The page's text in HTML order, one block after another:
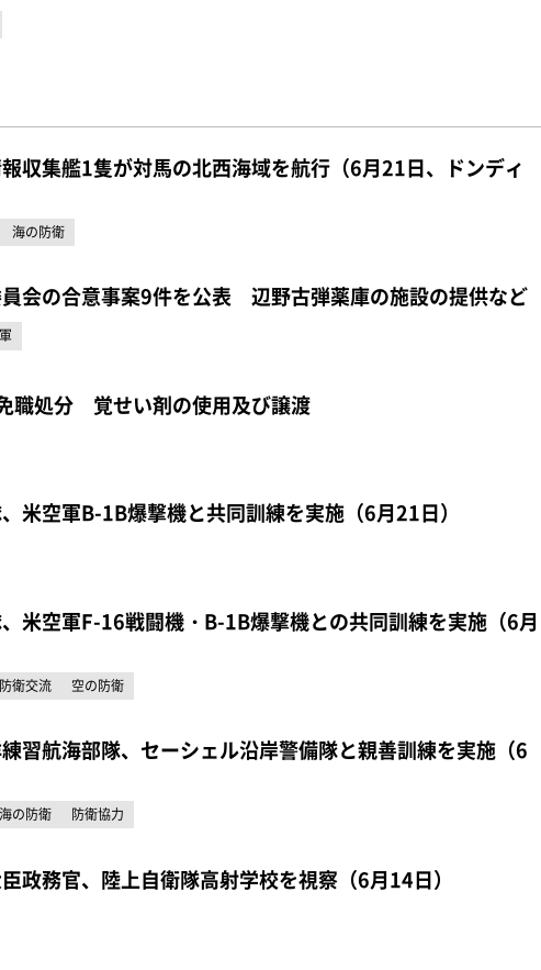
収集艦1隻が対馬の北西海域を航行（6月21日、ドンディ
海の防衛
会の合意事案9件を公表 辺野古弾薬庫の施設の提供など
職処分 覚せい剤の使用及び譲渡
米空軍B-1B爆撃機と共同訓練を実施（6月21日）
米空軍F-16戦闘機・B-1B爆撃機との共同訓練を実施（6月
防衛交流 空の防衛
習航海部隊、セーシェル沿岸警備隊と親善訓練を実施（6
海の防衛 防衛協力
政務官、陸上自衛隊高射学校を視察（6月14日）